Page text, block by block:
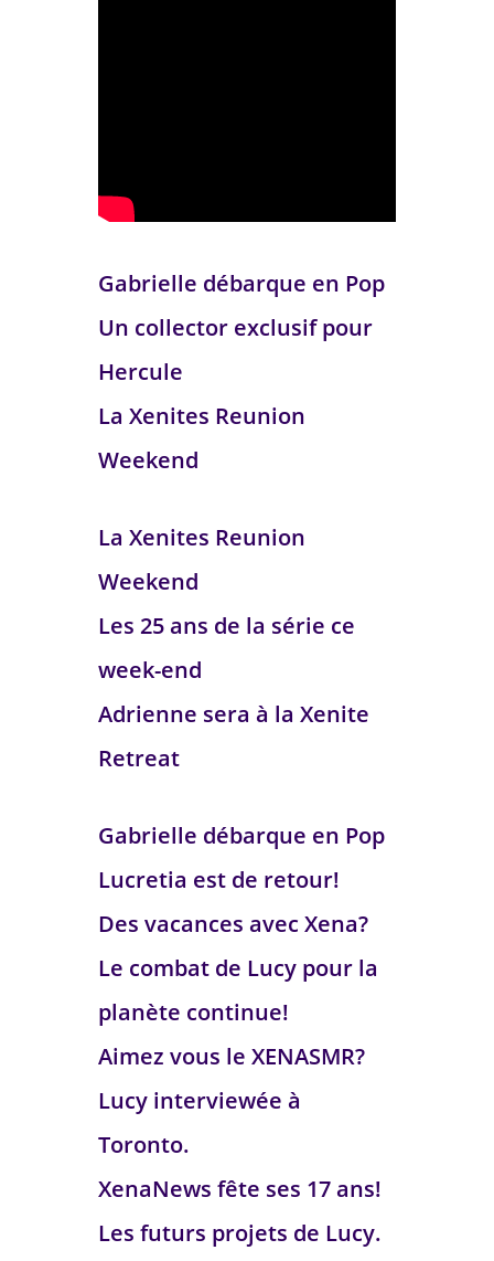
Gabrielle débarque en Pop
Un collector exclusif pour
Hercule
La Xenites Reunion
Weekend
La Xenites Reunion
Weekend
Les 25 ans de la série ce
week-end
Adrienne sera à la Xenite
Retreat
Gabrielle débarque en Pop
Lucretia est de retour!
Des vacances avec Xena?
Le combat de Lucy pour la
planète continue!
Aimez vous le XENASMR?
Lucy interviewée à
Toronto.
XenaNews fête ses 17 ans!
Les futurs projets de Lucy.